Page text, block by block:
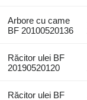
Arbore cu came
BF 20100520136
Răcitor ulei BF
20190520120
Răcitor ulei BF